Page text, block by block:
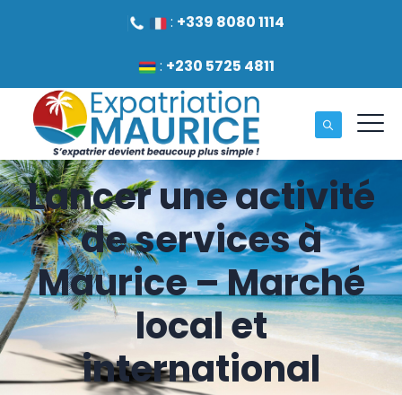
: +339 8080 1114
: +230 5725 4811
Lancer une activité
de services à
Maurice – Marché
local et
international